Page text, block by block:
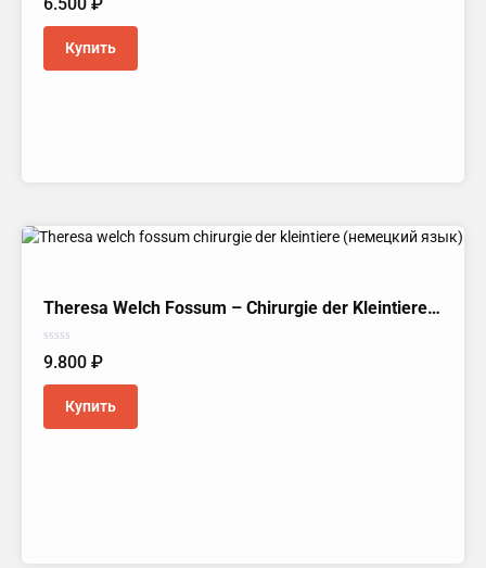
0
5
Купить
Theresa Welch Fossum – Chirurgie der Kleintiere (Немецкий язык)
Оценка
0
5
9.800 ₽
Купить